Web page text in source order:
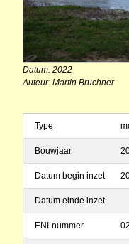
Datum: 2022
Auteur: Martin Bruchner
Type
Bouwjaar
Datum begin inzet
Datum einde inzet
ENI-nummer